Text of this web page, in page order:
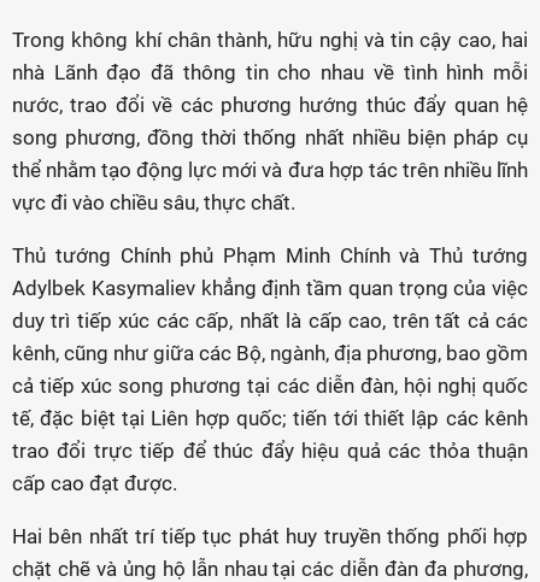
Trong không khí chân thành, hữu nghị và tin cậy cao, hai
nhà Lãnh đạo đã thông tin cho nhau về tình hình mỗi
nước, trao đổi về các phương hướng thúc đẩy quan hệ
song phương, đồng thời thống nhất nhiều biện pháp cụ
thể nhằm tạo động lực mới và đưa hợp tác trên nhiều lĩnh
vực đi vào chiều sâu, thực chất.
Thủ tướng Chính phủ Phạm Minh Chính và Thủ tướng
Adylbek Kasymaliev khẳng định tầm quan trọng của việc
duy trì tiếp xúc các cấp, nhất là cấp cao, trên tất cả các
kênh, cũng như giữa các Bộ, ngành, địa phương, bao gồm
cả tiếp xúc song phương tại các diễn đàn, hội nghị quốc
tế, đặc biệt tại Liên hợp quốc; tiến tới thiết lập các kênh
trao đổi trực tiếp để thúc đẩy hiệu quả các thỏa thuận
cấp cao đạt được.
Hai bên nhất trí tiếp tục phát huy truyền thống phối hợp
chặt chẽ và ủng hộ lẫn nhau tại các diễn đàn đa phương,